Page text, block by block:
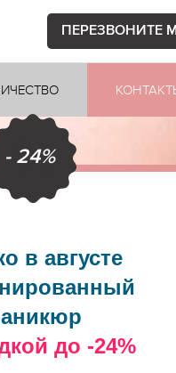
ПЕРЕЗВОНИТЕ
- 24%
в августе
до -24%